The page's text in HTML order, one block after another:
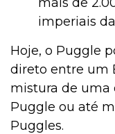
imperiais
Hoje, o Puggle
direto entre um
mistura de uma
Puggle ou até
Puggles.